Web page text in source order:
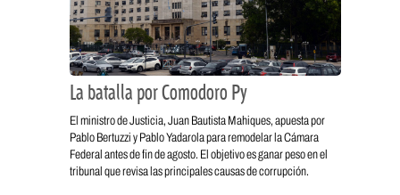
La batalla por Comodoro Py
El ministro de Justicia, Juan Bautista Mahiques, apuesta por
Pablo Bertuzzi y Pablo Yadarola para remodelar la Cámara
Federal antes de fin de agosto. El objetivo es ganar peso en el
tribunal que revisa las principales causas de corrupción.